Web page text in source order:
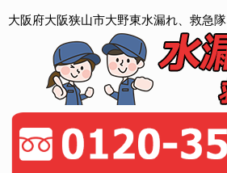
大阪府大阪狭山市大野東水漏れ、救急隊